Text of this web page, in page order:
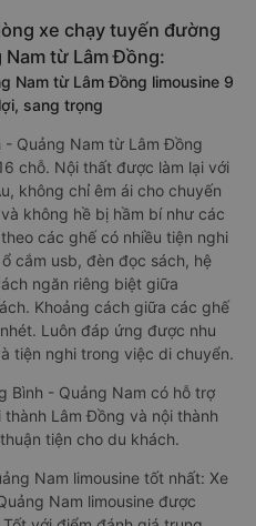
xe chạy tuyến đường
từ Lâm Đồng:
Nam từ Lâm Đồng limousine 9
sang trọng
- Quảng Nam từ Lâm Đồng
chỗ. Nội thất được làm lại với
không chỉ êm ái cho chuyến
không hề bị hầm bí như các
các ghế có nhiều tiện nghi
cắm usb, đèn đọc sách, hệ
ngăn riêng biệt giữa
Khoảng cách giữa các ghế
Luôn đáp ứng được nhu
tiện nghi trong việc di chuyển.
Bình - Quảng Nam có hỗ trợ
Lâm Đồng và nội thành
tiện cho du khách.
Nam limousine tốt nhất: Xe
Nam limousine được